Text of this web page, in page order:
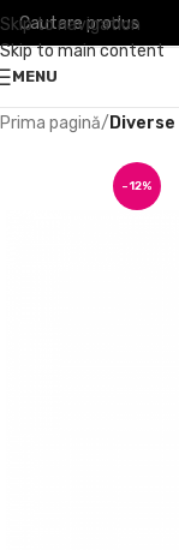
Skip to navigation
Skip to main content
MENU
Prima pagină Diverse
-12%